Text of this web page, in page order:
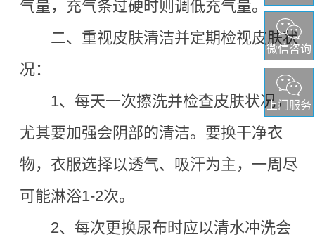
微信咨询
上门服务
气量，充气条过硬时则调低充气量。
二、重视皮肤清洁并定期检视皮肤状
况：
1、每天一次擦洗并检查皮肤状况，
尤其要加强会阴部的清洁。要换干净衣
物，衣服选择以透气、吸汗为主，一周尽
可能淋浴1-2次。
2、每次更换尿布时应以清水冲洗会